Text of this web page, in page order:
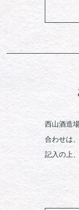
西山酒造
合わせは
記入の上